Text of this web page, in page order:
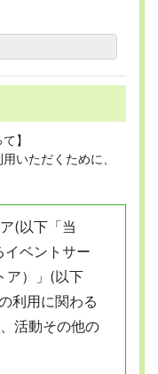
】
いただくために、
(以下「当
ベントサー
ア）」(以下
利用に関わる
活動その他の